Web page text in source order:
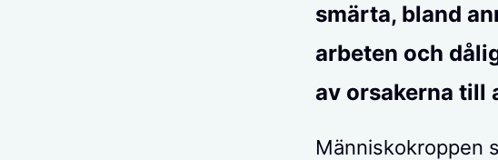
smärta, bland
arbeten och
av orsakerna till
Människokroppen